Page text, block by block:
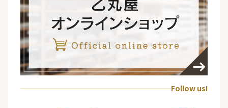
Follow us!